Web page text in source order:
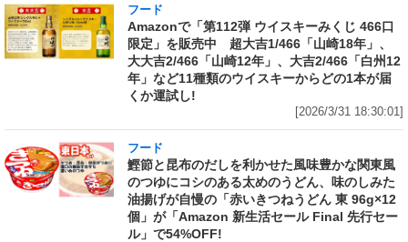
フード
Amazonで「第112弾 ウイスキーみくじ 466口
限定」を販売中 超大吉1/466「山崎18年」、
大大吉2/466「山崎12年」、大吉2/466「白州12
年」など11種類のウイスキーからどの1本が届
くか運試し!
[2026/3/31 18:30:01]
フード
鰹節と昆布のだしを利かせた風味豊かな関東風
のつゆにコシのある太めのうどん、味のしみた
油揚げが自慢の「赤いきつねうどん 東 96g×12
個」が「Amazon 新生活セール Final 先行セー
ル」で54%OFF!